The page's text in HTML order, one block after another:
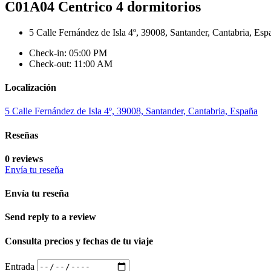
C01A04 Centrico 4 dormitorios
5 Calle Fernández de Isla 4º, 39008, Santander, Cantabria,
Check-in: 05:00 PM
Check-out: 11:00 AM
Localización
5 Calle Fernández de Isla 4º, 39008, Santander, Cantabria, España
Reseñas
0 reviews
Envía tu reseña
Envía tu reseña
Send reply to a review
Consulta precios y fechas de tu viaje
Entrada